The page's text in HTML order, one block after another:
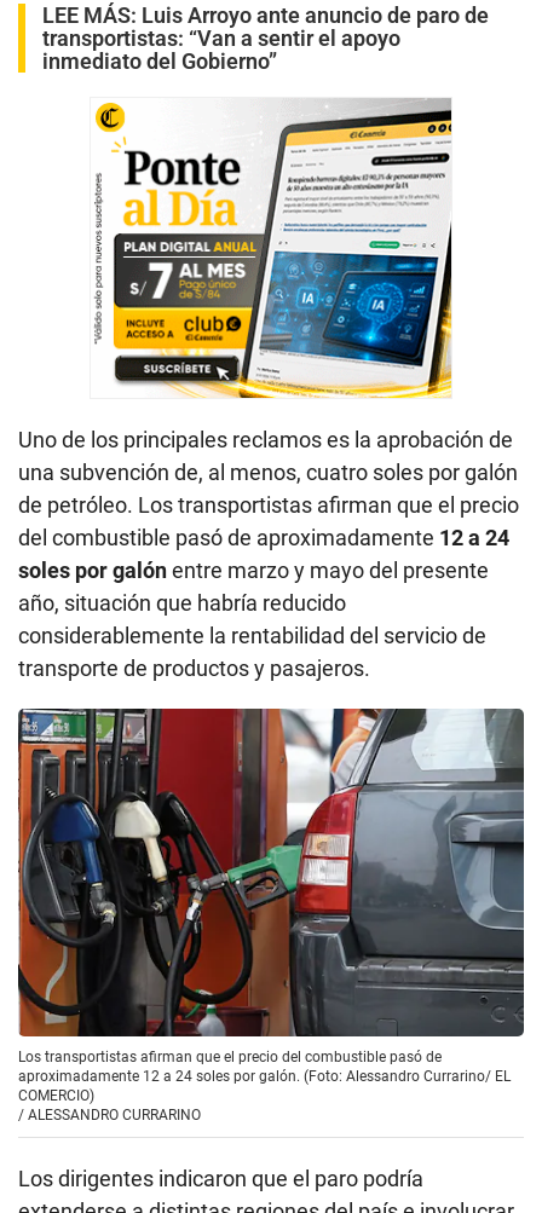
LEE MÁS: Luis Arroyo ante anuncio de paro de
transportistas: “Van a sentir el apoyo
inmediato del Gobierno”
Uno de los principales reclamos es la aprobación de
una subvención de, al menos, cuatro soles por galón
de petróleo. Los transportistas afirman que el precio
del combustible pasó de aproximadamente 12 a 24
soles por galónentre marzo y mayo del presente
año, situación que habría reducido
considerablemente la rentabilidad del servicio de
transporte de productos y pasajeros.
Los transportistas afirman que el precio del combustible pasó de
aproximadamente 12 a 24 soles por galón. (Foto: Alessandro Currarino/ EL
COMERCIO)
/ ALESSANDRO CURRARINO
Los dirigentes indicaron que el paro podría